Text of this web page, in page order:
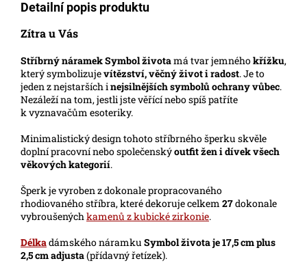
Detailní popis produktu
Zítra u Vás
Stříbrný náramek Symbol životamá tvar jemnéhokřížku,
který symbolizujevítězství, věčný život i radost. Je to
jeden z nejstarších inejsilnějších symbolůochrany vůbec.
Nezáleží na tom, jestli jste věřící nebo spíš patříte
k vyznavačům esoteriky.
Minimalistický design tohoto stříbrného šperku skvěle
doplní pracovní nebo společenskýoutfit žen i dívek všech
věkových kategorií.
Šperk je vyroben z dokonale propracovaného
rhodiovaného stříbra, které dekoruje celkem 27dokonale
vybroušenýchkamenů z kubické zirkonie.
Délkadámského náramku Symbol života je 17,5 cm plus
2,5 cm adjusta(přídavný řetízek).